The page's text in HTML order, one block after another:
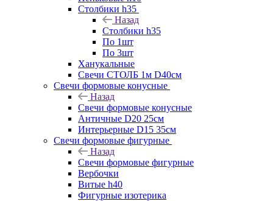
Столбики h35
Назад
Столбики h35
По 1шт
По 3шт
Ханукальные
Свечи СТОЛБ 1м D40см
Свечи формовые конусные
Назад
Свечи формовые конусные
Античные D20 25см
Интерьерные D15 35см
Свечи формовые фигурные
Назад
Свечи формовые фигурные
Вербочки
Витые h40
Фигурные изотерика